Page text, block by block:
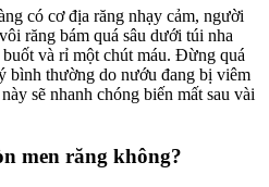
có cơ địa răng nhạy cảm, người
răng bám quá sâu dưới túi nha
và rỉ một chút máu. Đừng quá
bình thường do nướu đang bị viêm
sẽ nhanh chóng biến mất sau vài
men răng không?